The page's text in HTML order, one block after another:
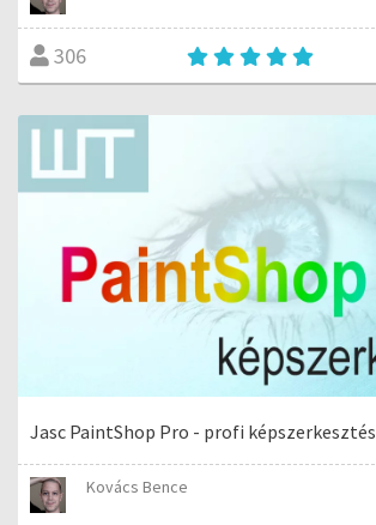
306
Jasc PaintShop Pro - profi képszerkesztés
Kovács Bence